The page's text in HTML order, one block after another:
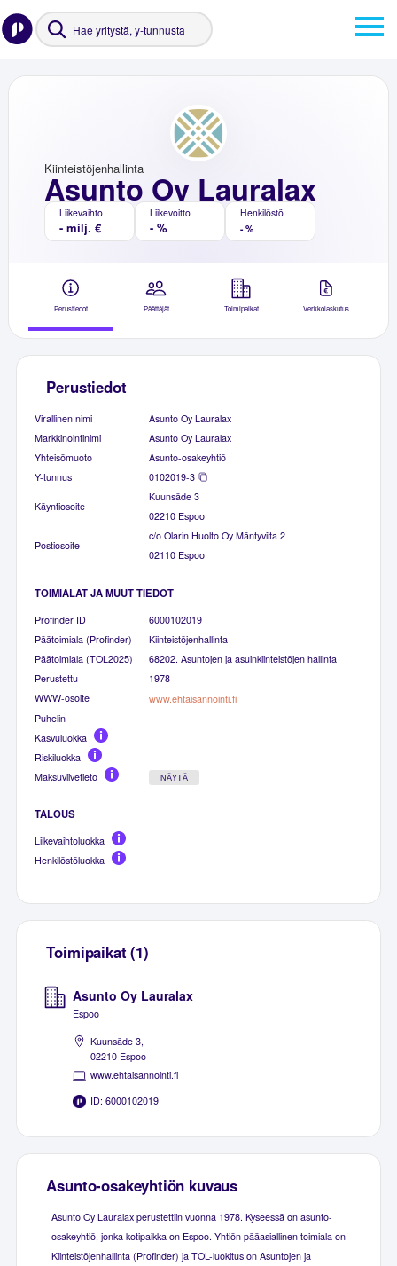
Asunto Oy Lauralax
Kiinteistöjenhallinta
Liikevaihto
- milj. €
Liikevoitto
- %
Henkilöstö
- %
Perustiedot Päättäjät Toimipaikat Verkkolaskutus
Perustiedot
Virallinen nimi
Asunto Oy Lauralax
Markkinointinimi
Asunto Oy Lauralax
Yhteisömuoto
Asunto-osakeyhtiö
Y-tunnus
0102019-3
Käyntiosoite
Kuunsäde 3
02210 Espoo
Postiosoite
c/o Olarin Huolto Oy Mäntyviita 2
02110 Espoo
TOIMIALAT JA MUUT TIEDOT
Profinder ID
6000102019
Päätoimiala (Profinder)
Kiinteistöjenhallinta
Päätoimiala (TOL2025)
68202. Asuntojen ja asuinkiinteistöjen hallinta
Perustettu
1978
WWW-osoite
www.ehtaisannointi.fi
Puhelin
Kasvuluokka
Riskiluokka
Maksuviivetieto
NÄYTÄ
TALOUS
Liikevaihtoluokka
Henkilöstöluokka
Toimipaikat (1)
Asunto Oy Lauralax
Espoo
Kuunsäde 3,
02210 Espoo
www.ehtaisannointi.fi
ID: 6000102019
Asunto-osakeyhtiön kuvaus
Asunto Oy Lauralax perustettiin vuonna 1978. Kyseessä on asunto-
osakeyhtiö, jonka kotipaikka on Espoo. Yhtiön pääasiallinen toimiala on
Kiinteistöjenhallinta (Profinder) ja TOL-luokitus on Asuntojen ja